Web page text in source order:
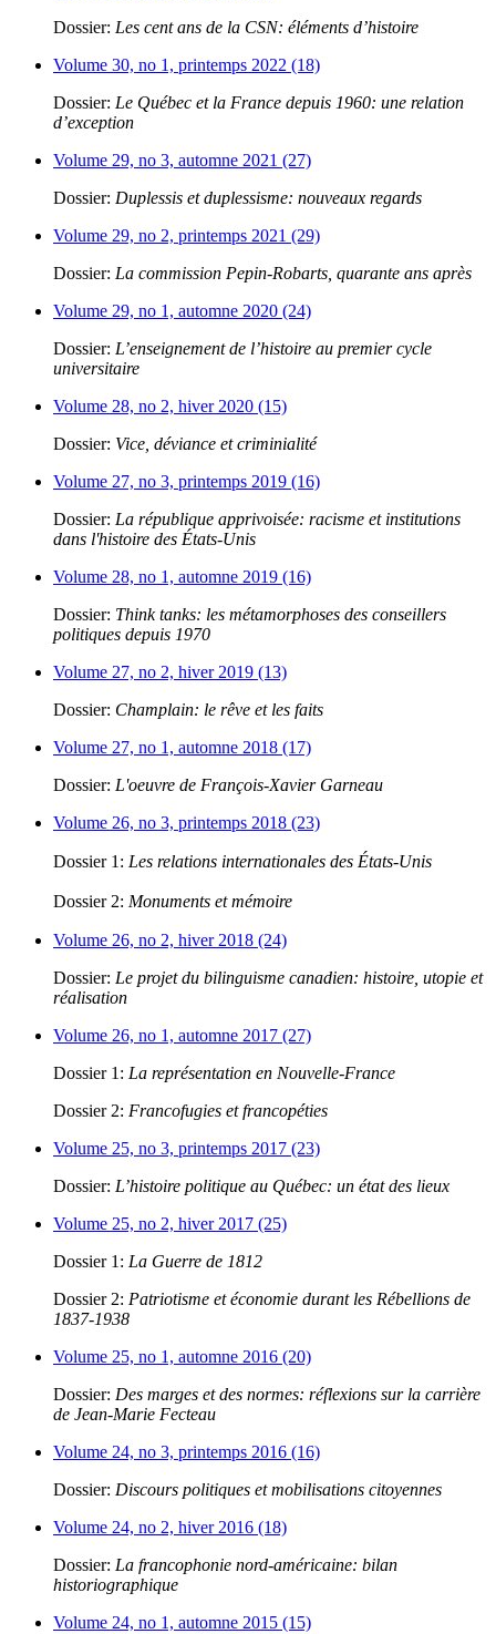
Dossier: Les cent ans de la CSN: éléments d’histoire
Volume 30, no 1, printemps 2022 (18)
Dossier: Le Québec et la France depuis 1960: une relation
d’exception
Volume 29, no 3, automne 2021 (27)
Dossier: Duplessis et duplessisme: nouveaux regards
Volume 29, no 2, printemps 2021 (29)
Dossier: La commission Pepin-Robarts, quarante ans après
Volume 29, no 1, automne 2020 (24)
Dossier: L’enseignement de l’histoire au premier cycle
universitaire
Volume 28, no 2, hiver 2020 (15)
Dossier: Vice, déviance et criminialité
Volume 27, no 3, printemps 2019 (16)
Dossier: La république apprivoisée: racisme et institutions
dans l'histoire des États-Unis
Volume 28, no 1, automne 2019 (16)
Dossier: Think tanks: les métamorphoses des conseillers
politiques depuis 1970
Volume 27, no 2, hiver 2019 (13)
Dossier: Champlain: le rêve et les faits
Volume 27, no 1, automne 2018 (17)
Dossier: L'oeuvre de François-Xavier Garneau
Volume 26, no 3, printemps 2018 (23)
Dossier 1: Les relations internationales des États-Unis
Dossier 2: Monuments et mémoire
Volume 26, no 2, hiver 2018 (24)
Dossier: Le projet du bilinguisme canadien: histoire, utopie et
réalisation
Volume 26, no 1, automne 2017 (27)
Dossier 1: La représentation en Nouvelle-France
Dossier 2: Francofugies et francopéties
Volume 25, no 3, printemps 2017 (23)
Dossier: L’histoire politique au Québec: un état des lieux
Volume 25, no 2, hiver 2017 (25)
Dossier 1: La Guerre de 1812
Dossier 2: Patriotisme et économie durant les Rébellions de
1837-1938
Volume 25, no 1, automne 2016 (20)
Dossier: Des marges et des normes: réflexions sur la carrière
de Jean-Marie Fecteau
Volume 24, no 3, printemps 2016 (16)
Dossier: Discours politiques et mobilisations citoyennes
Volume 24, no 2, hiver 2016 (18)
Dossier: La francophonie nord-américaine: bilan
historiographique
Volume 24, no 1, automne 2015 (15)